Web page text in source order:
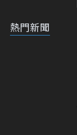
熱門新聞